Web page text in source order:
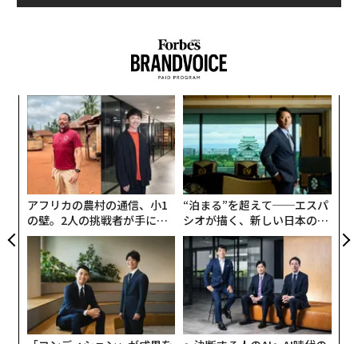
アフリカの農村の通信、小1
の壁。2人の挑戦者が手にし
た「次なる武器」
“泊まる”を超えて──エスパ
シオが描く、新しい日本のラ
グジュアリー（前編）